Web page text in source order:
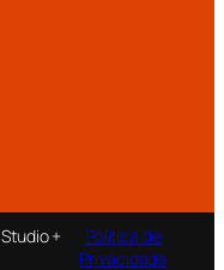
+
Política de
Privacidade